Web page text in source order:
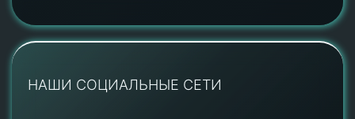
НАШИ СОЦИАЛЬНЫЕ СЕТИ